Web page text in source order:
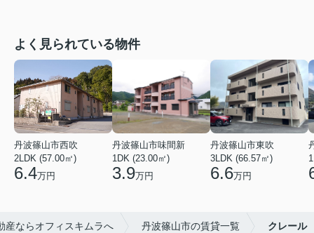
よく見られている物件
丹波篠山市西吹
2LDK (57.00㎡)
6.4万円
丹波篠山市味間新
1DK (23.00㎡)
3.9万円
丹波篠山市東吹
3LDK (66.57㎡)
6.6万円
産ならオフィスキムラへ 丹波篠山市の賃貸一覧 クレール